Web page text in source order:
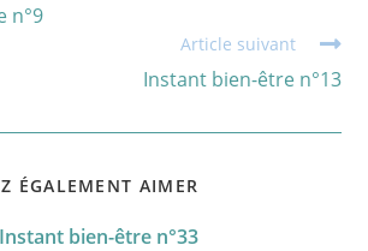
n°9
Article suivant
Instant bien-être n°13
ÉGALEMENT AIMER
Instant bien-être n°33